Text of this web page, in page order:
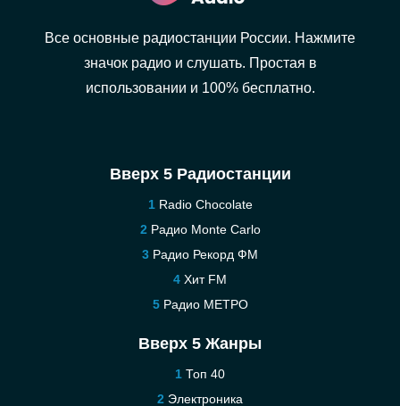
Все основные радиостанции России. Нажмите
значок радио и слушать. Простая в
использовании и 100% бесплатно.
Вверх 5 Радиостанции
Radio Chocolate
Радио Monte Carlo
Радио Рекорд ФМ
Хит FM
Радио МЕТРО
Вверх 5 Жанры
Топ 40
Электроника